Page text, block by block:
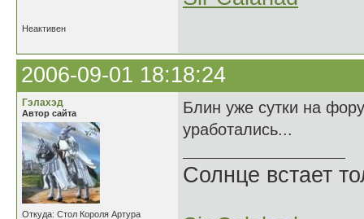
Неактивен
2006-09-01 18:18:24
Гэлахэд
Автор сайта
Откуда: Стол Короля Артура
Блин уже сутки на
уработались...
Солнце встает